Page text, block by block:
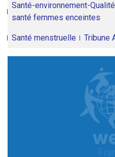
Santé-environnement-
santé femmes enceintes
Santé menstruelle Tribune